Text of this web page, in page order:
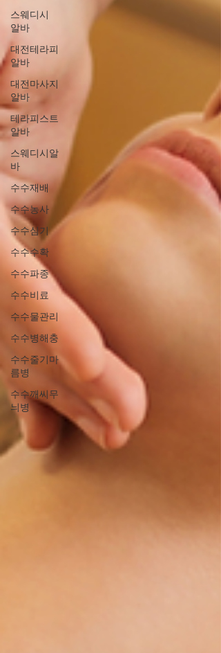
스웨디시
알바
대전테라피
알바
대전마사지
알바
테라피스트
알바
스웨디시알
바
수수재배
수수농사
수수심기
수수수확
수수파종
수수비료
수수물관리
수수병해충
수수줄기마
름병
수수깨씨무
늬병